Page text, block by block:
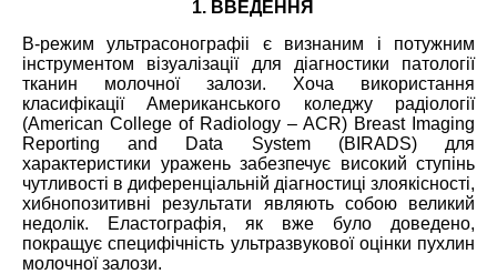
1. ВВЕДЕННЯ
В-режим ультрасонографіі є визнаним і потужним
інструментом візуалізації для діагностики патології
тканин молочної залози. Хоча використання
класифікації Американського коледжу радіології
(American College of Radiology – ACR) Breast Imaging
Reporting and Data System (BIRADS) для
характеристики уражень забезпечує високий ступінь
чутливості в диференціальній діагностиці злоякісності,
хибнопозитивні результати являють собою великий
недолік. Еластографія, як вже було доведено,
покращує специфічність ультразвукової оцінки пухлин
молочної залози.